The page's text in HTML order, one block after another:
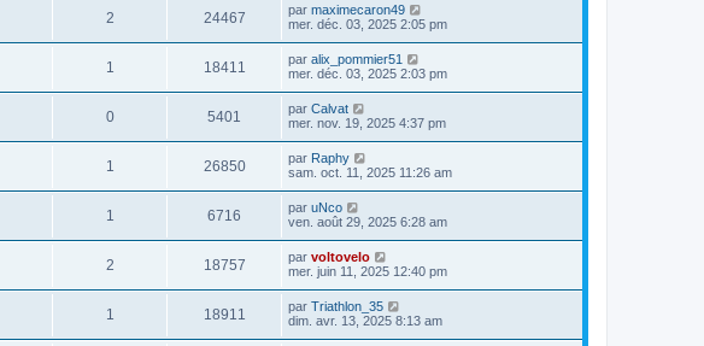
2 24467 par maximecaron49
mer. déc. 03, 2025 2:05 pm
1 18411 par alix_pommier51
mer. déc. 03, 2025 2:03 pm
0 5401 par Calvat
mer. nov. 19, 2025 4:37 pm
1 26850 par Raphy
sam. oct. 11, 2025 11:26 am
1 6716 par uNco
ven. août 29, 2025 6:28 am
2 18757 par voltovelo
mer. juin 11, 2025 12:40 pm
1 18911 par Triathlon_35
dim. avr. 13, 2025 8:13 am